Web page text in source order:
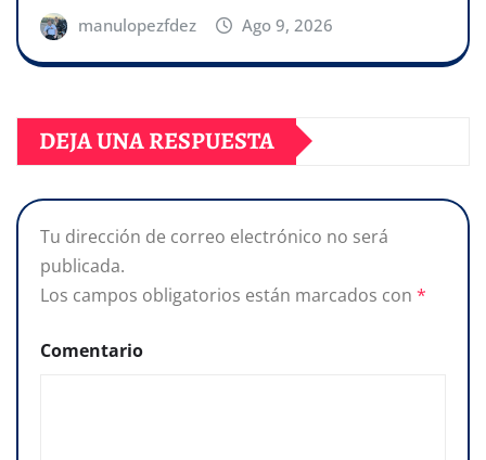
manulopezfdez Ago 9, 2026
DEJA UNA RESPUESTA
Tu dirección de correo electrónico no será
publicada.
Los campos obligatorios están marcados con *
Comentario